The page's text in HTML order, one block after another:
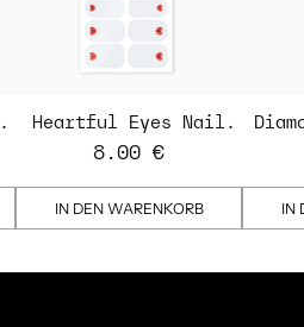
Heartful Eyes Nail
Strips - transparent
8.00 €
IN DEN WARENKORB IN